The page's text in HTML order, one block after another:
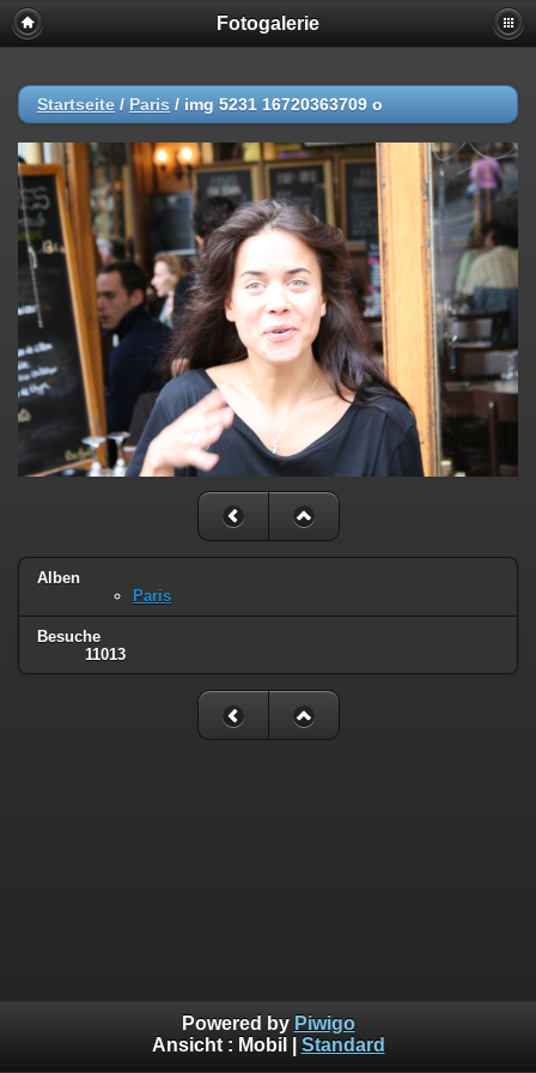
Fotogalerie
Startseite / Paris / img 5231 16720363709 o
Alben
Paris
Besuche
11013
Powered by Piwigo
Ansicht : Mobil Standard